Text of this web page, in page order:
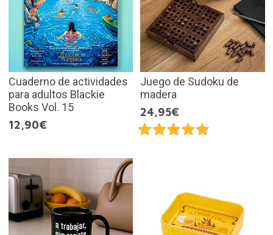
Cuaderno de actividades
para adultos Blackie
Books Vol. 15
12,90€
Juego de Sudoku de
madera
24,95€